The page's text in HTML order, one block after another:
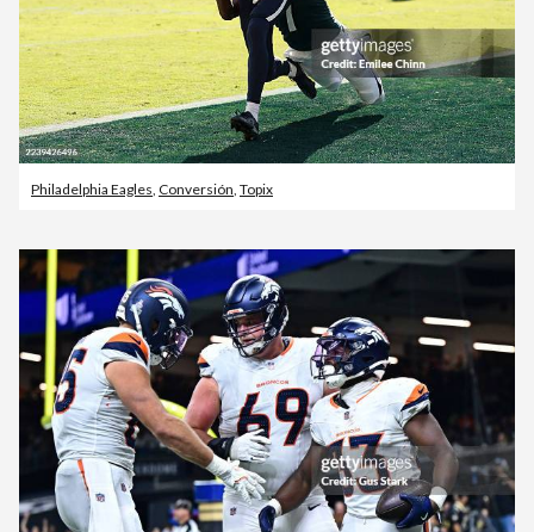
Philadelphia Eagles, Conversión, Topix